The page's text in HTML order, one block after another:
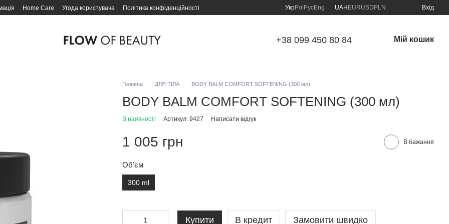
Home Care Угода користувача Політика конфіденційності УкрPol РусEng UAH EURUSD PLN Вхід
+38 099 450 80 84 Мій кошик
Головна ДЛЯ ТІЛА BODY BALM COMFORT SOFTENING (300 мл)
BODY BALM COMFORT SOFTENING (300 мл)
В наявності Артикул: 9427 Написати відгук
1 005 грн В бажання
Обʼєм
300 ml
Купити В кредит Замовити швидко